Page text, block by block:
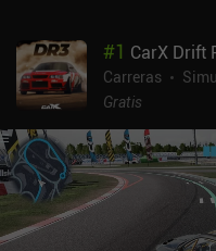
#1 CarX Drift
Carreras
Gratis